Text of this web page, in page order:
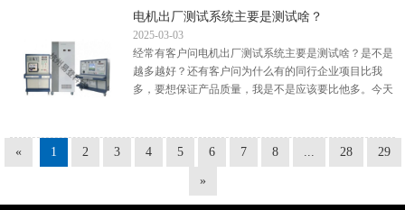
电机出厂测试系统主要是测试啥？
2025-03-03
经常有客户问电机出厂测试系统主要是测试啥？是不是
越多越好？还有客户问为什么有的同行企业项目比我
多，要想保证产品质量，我是不是应该要比他多。今天
« 1 2 3 4 5 6 7 8 ... 28 29
»